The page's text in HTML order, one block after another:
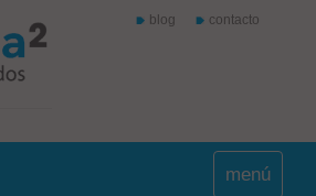
blog contacto
menú